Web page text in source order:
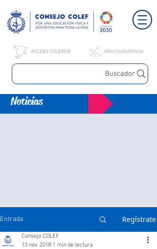
Buscador
Noticias
Entrada Regístrate
Consejo COLEF
13 nov 2018 1 min de lectura